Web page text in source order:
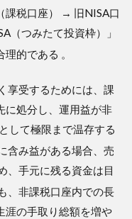
課税口座） → 旧NISA口
（つみたて投資枠）」
理的である 。
享受するためには、課
に処分し、運用益が非
して極限まで温存する
含み益がある場合、売
、手元に残る資金は目
、非課税口座内での長
涯の手取り総額を増や